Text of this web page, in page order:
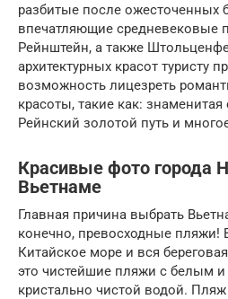
разбитые после ожесточенных
впечатляющие средневековые
Рейнштейн, а также
архитектурных красот туристу
возможность лицезреть
красоты, такие как:
Рейнский золотой путь и
Красивые фото города
Вьетнаме
Главная причина выбрать
конечно, превосходные
Китайское море и вся
это чистейшие пляжи с белым
кристально чистой водой.